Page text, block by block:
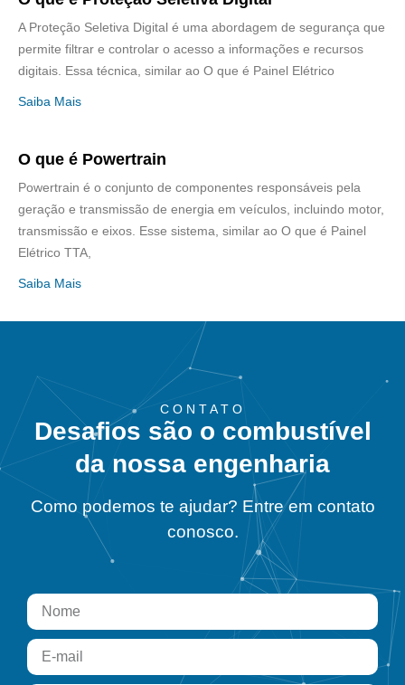
A Proteção Seletiva Digital é uma abordagem de segurança que
permite filtrar e controlar o acesso a informações e recursos
digitais. Essa técnica, similar ao O que é Painel Elétrico
Saiba Mais
O que é Powertrain
Powertrain é o conjunto de componentes responsáveis pela
geração e transmissão de energia em veículos, incluindo motor,
transmissão e eixos. Esse sistema, similar ao O que é Painel
Elétrico TTA,
Saiba Mais
CONTATO
Desafios são o combustível
da nossa engenharia
Como podemos te ajudar? Entre em contato
conosco.